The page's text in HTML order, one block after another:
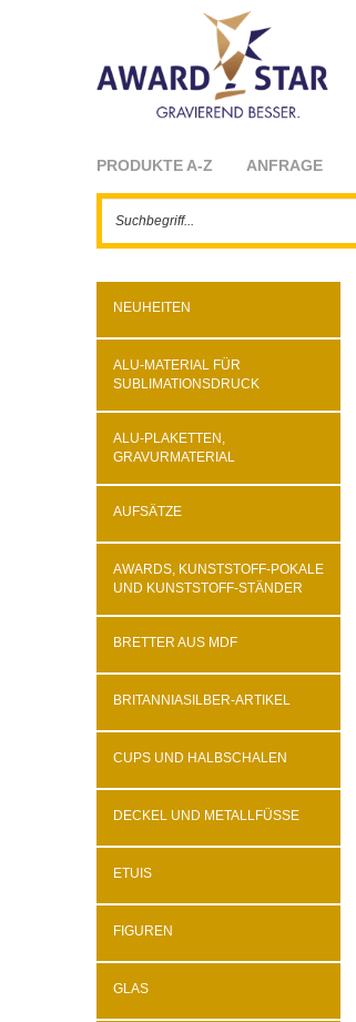
PRODUKTE A-Z ANFRAGE
NEUHEITEN
ALU-MATERIAL FÜR
SUBLIMATIONSDRUCK
ALU-PLAKETTEN,
GRAVURMATERIAL
AUFSÄTZE
AWARDS, KUNSTSTOFF-POKALE
UND KUNSTSTOFF-STÄNDER
BRETTER AUS MDF
BRITANNIASILBER-ARTIKEL
CUPS UND HALBSCHALEN
DECKEL UND METALLFÜSSE
ETUIS
FIGUREN
GLAS